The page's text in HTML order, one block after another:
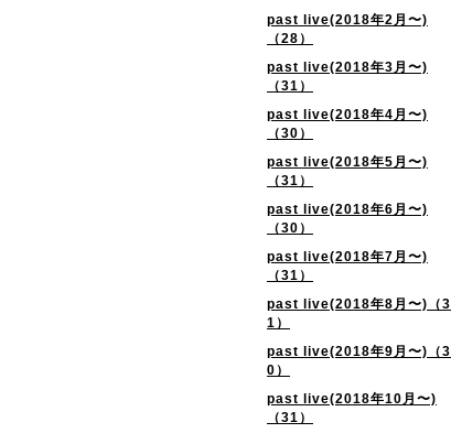
past live(2018年2月〜)
（28）
past live(2018年3月〜)
（31）
past live(2018年4月〜)
（30）
past live(2018年5月〜)
（31）
past live(2018年6月〜)
（30）
past live(2018年7月〜)
（31）
past live(2018年8月〜)（3
1）
past live(2018年9月〜)（3
0）
past live(2018年10月〜)
（31）